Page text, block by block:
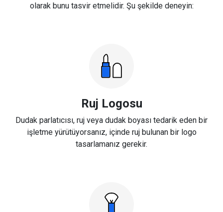
olarak bunu tasvir etmelidir. Şu şekilde deneyin:
Ruj Logosu
Dudak parlatıcısı, ruj veya dudak boyası tedarik eden bir
işletme yürütüyorsanız, içinde ruj bulunan bir logo
tasarlamanız gerekir.